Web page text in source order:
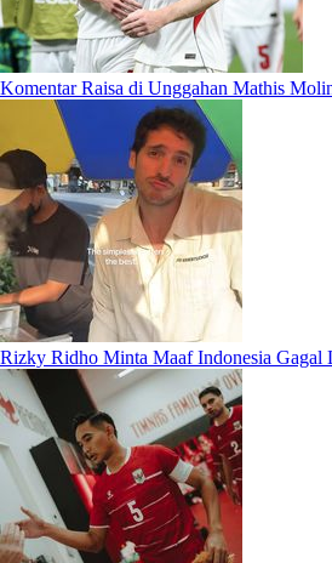
Komentar Raisa di Unggahan Mathis
Rizky Ridho Minta Maaf Indonesia Gagal